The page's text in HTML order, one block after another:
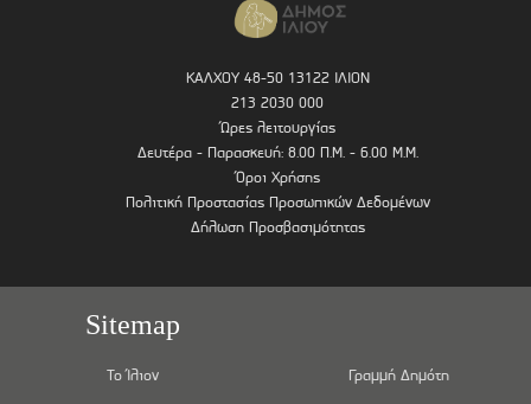
ΚΑΛΧΟΥ 48-50 13122 ΙΛΙΟΝ
213 2030 000
Ώρες λειτουργίας
Δευτέρα - Παρασκευή: 8.00 Π.Μ. - 6.00 Μ.Μ.
Όροι Χρήσης
Πολιτική Προστασίας Προσωπικών Δεδομένων
Δήλωση Προσβασιμότητας
Sitemap
Το Ίλιον Γραμμή Δημότη